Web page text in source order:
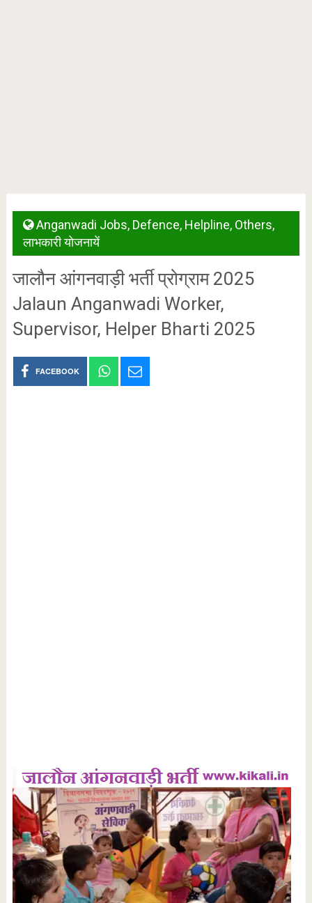
Anganwadi Jobs, Defence, Helpline, Others,
लाभकारी योजनायें
जालौन आंगनवाड़ी भर्ती प्रोग्राम 2025
Jalaun Anganwadi Worker,
Supervisor, Helper Bharti 2025
FACEBOOK